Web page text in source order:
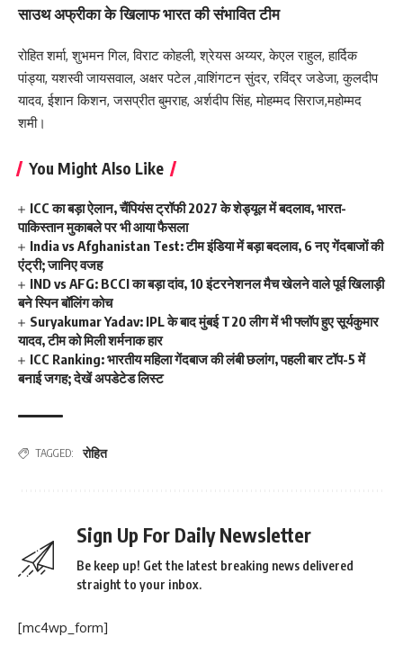
साउथ अफ्रीका के खिलाफ भारत की संभावित टीम
रोहित शर्मा, शुभमन गिल, विराट कोहली, श्रेयस अय्यर, केएल राहुल, हार्दिक
पांड्या, यशस्वी जायसवाल, अक्षर पटेल ,वाशिंगटन सुंदर, रविंद्र जडेजा, कुलदीप
यादव, ईशान किशन, जसप्रीत बुमराह, अर्शदीप सिंह, मोहम्मद सिराज,महोम्मद
शमी।
You Might Also Like
ICC का बड़ा ऐलान, चैंपियंस ट्रॉफी 2027 के शेड्यूल में बदलाव, भारत-
पाकिस्तान मुकाबले पर भी आया फैसला
India vs Afghanistan Test: टीम इंडिया में बड़ा बदलाव, 6 नए गेंदबाजों की
एंट्री; जानिए वजह
IND vs AFG: BCCI का बड़ा दांव, 10 इंटरनेशनल मैच खेलने वाले पूर्व खिलाड़ी
बने स्पिन बॉलिंग कोच
Suryakumar Yadav: IPL के बाद मुंबई T20 लीग में भी फ्लॉप हुए सूर्यकुमार
यादव, टीम को मिली शर्मनाक हार
ICC Ranking: भारतीय महिला गेंदबाज की लंबी छलांग, पहली बार टॉप-5 में
बनाई जगह; देखें अपडेटेड लिस्ट
TAGGED: रोहित
Sign Up For Daily Newsletter
Be keep up! Get the latest breaking news delivered
straight to your inbox.
[mc4wp_form]